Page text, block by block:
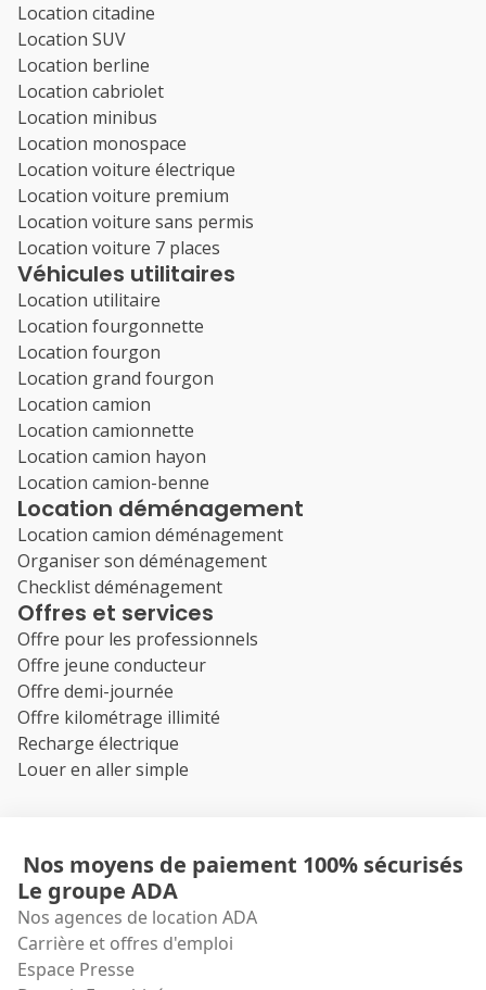
Location citadine
Location SUV
Location berline
Location cabriolet
Location minibus
Location monospace
Location voiture électrique
Location voiture premium
Location voiture sans permis
Location voiture 7 places
Véhicules utilitaires
Location utilitaire
Location fourgonnette
Location fourgon
Location grand fourgon
Location camion
Location camionnette
Location camion hayon
Location camion-benne
Location déménagement
Location camion déménagement
Organiser son déménagement
Checklist déménagement
Offres et services
Offre pour les professionnels
Offre jeune conducteur
Offre demi-journée
Offre kilométrage illimité
Recharge électrique
Louer en aller simple
Nos moyens de paiement 100% sécurisés
Le groupe ADA
Nos agences de location ADA
Carrière et offres d'emploi
Espace Presse